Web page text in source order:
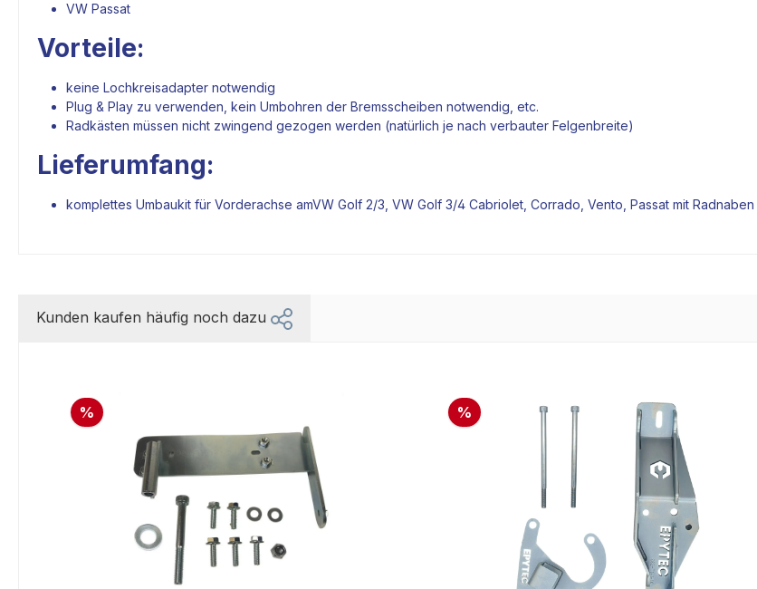
VW Passat
Vorteile:
keine Lochkreisadapter notwendig
Plug & Play zu verwenden, kein Umbohren der Bremsscheiben notwendig, etc.
Radkästen müssen nicht zwingend gezogen werden (natürlich je nach verbauter Felgenbreite)
Lieferumfang:
komplettes Umbaukit für Vorderachse amVW Golf 2/3, VW Golf 3/4 Cabriolet, Corrado, Vento, Passat mit Radnaben
Kunden kaufen häufig noch dazu
% %